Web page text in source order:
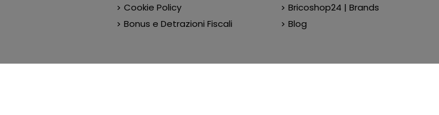
Cookie Policy
Bonus e Detrazioni Fiscali
Bricoshop24 | Brands
Blog